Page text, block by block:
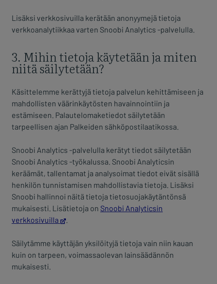
Lisäksi verkkosivuilla kerätään anonyymejä tietoja
verkkoanalytiikkaa varten Snoobi Analytics -palvelulla.
3. Mihin tietoja käytetään ja miten
niitä säilytetään?
Käsittelemme kerättyjä tietoja palvelun kehittämiseen ja
mahdollisten väärinkäytösten havainnointiin ja
estämiseen. Palautelomaketiedot säilytetään
tarpeellisen ajan Palkeiden sähköpostilaatikossa.
Snoobi Analytics -palvelulla kerätyt tiedot säilytetään
Snoobi Analytics -työkalussa. Snoobi Analyticsin
keräämät, tallentamat ja analysoimat tiedot eivät sisällä
henkilön tunnistamisen mahdollistavia tietoja. Lisäksi
Snoobi hallinnoi näitä tietoja tietosuojakäytäntönsä
mukaisesti. Lisätietoja on Snoobi Analyticsin
verkkosivuilla
Säilytämme käyttäjän yksilöityjä tietoja vain niin kauan
kuin on tarpeen, voimassaolevan lainsäädännön
mukaisesti.